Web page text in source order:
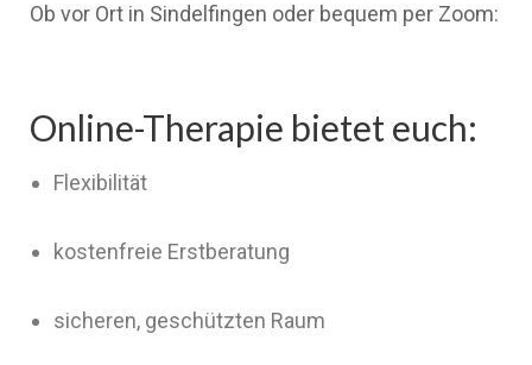
Ob vor Ort in Sindelfingen oder bequem per Zoom:
Online-Therapie bietet euch:
Flexibilität
kostenfreie Erstberatung
sicheren, geschützten Raum